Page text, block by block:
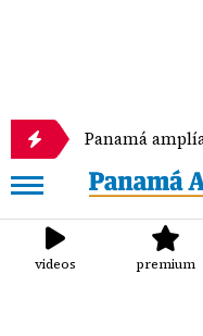
Panamá amplía
videos premium